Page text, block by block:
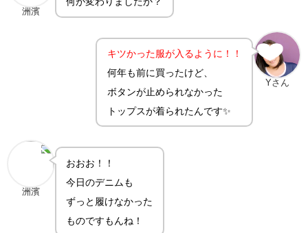
洲濱
Yさん
キツかった服が入るように！！
何年も前に買ったけど、
ボタンが止められなかった
トップスが着られたんです✨
洲濱
おおお！！
今日のデニムも
ずっと履けなかった
ものですもんね！